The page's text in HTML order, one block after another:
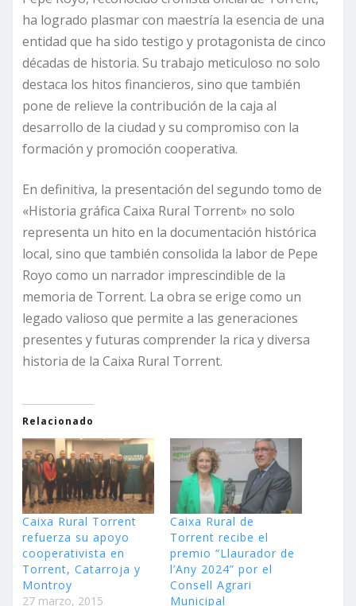
ha logrado plasmar con maestría la esencia de una
entidad que ha sido testigo y protagonista de cinco
décadas de historia. Su trabajo meticuloso no solo
destaca los hitos financieros, sino que también
pone de relieve la contribución de la caja al
desarrollo de la ciudad y su compromiso con la
formación y promoción cooperativa.
En definitiva, la presentación del segundo tomo de
«Historia gráfica Caixa Rural Torrent» no solo
representa un hito en la documentación histórica
local, sino que también consolida la labor de Pepe
Royo como un narrador imprescindible de la
memoria de Torrent. La obra se erige como un
legado valioso que permite a las generaciones
presentes y futuras comprender la rica y diversa
historia de la Caixa Rural Torrent.
Relacionado
Caixa Rural Torrent
refuerza su apoyo
cooperativista en
Torrent, Catarroja y
Montroy
27 marzo, 2015
Caixa Rural de
Torrent recibe el
premio “Llaurador de
l’Any 2024” por el
Consell Agrari
Municipal